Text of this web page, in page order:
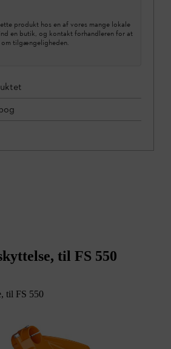
produkt hos en af vores mange lokale
en butik, og kontakt forhandleren for at
tilgængeligheden.
til FS 550
til FS 550